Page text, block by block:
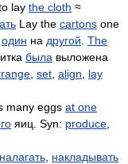
lay the cloth ≈
Lay the cartons one
один на другой The
была выложена
set align
lay
many eggs at one
яиц. Syn: produce
налагать накладывать